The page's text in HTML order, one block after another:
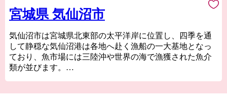
宮城県 気仙沼市
気仙沼市は宮城県北東部の太平洋岸に位置し、四季を通
して静穏な気仙沼港は各地へ赴く漁船の一大基地となっ
ており、魚市場には三陸沖や世界の海で漁獲された魚介
類が並びます。